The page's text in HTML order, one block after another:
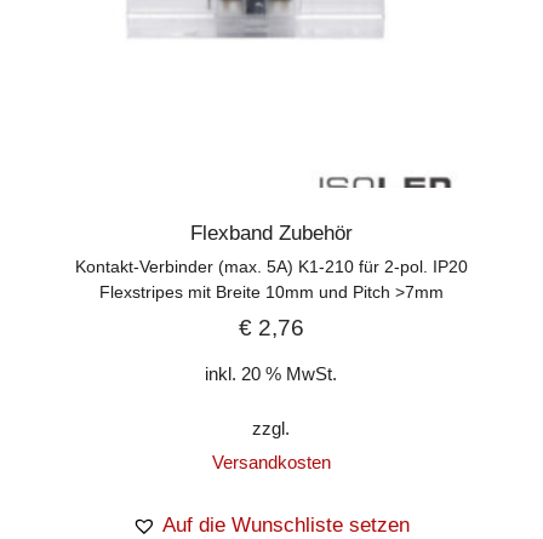
Flexband Zubehör
Kontakt-Verbinder (max. 5A) K1-210 für 2-pol. IP20
Flexstripes mit Breite 10mm und Pitch >7mm
€2,76
inkl. 20 % MwSt.
zzgl.
Versandkosten
Auf die Wunschliste setzen